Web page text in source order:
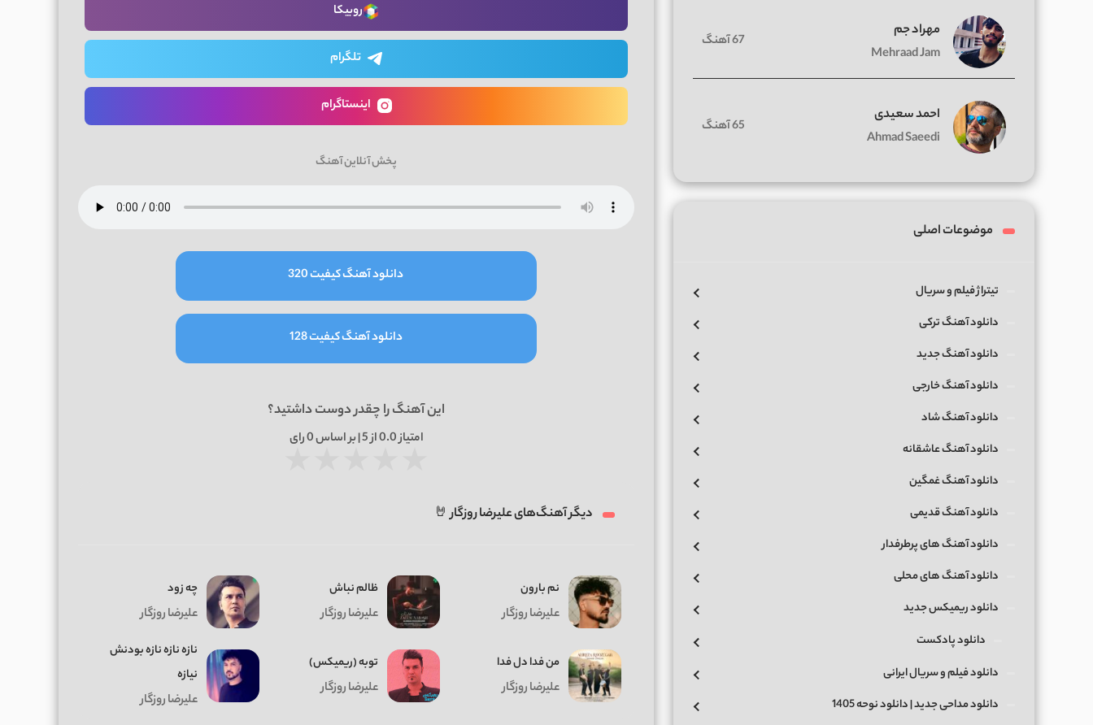
روبیکا
تلگرام
اینستاگرام
پخش آنلاین آهنگ
دانلود آهنگ کیفیت 320
دانلود آهنگ کیفیت 128
این آهنگ را چقدر دوست داشتید؟
امتیاز0.0از 5 | بر اساس 0رای
دیگر آهنگ‌های علیرضا روزگار 🤘
نم بارون
علیرضا روزگار
ظالم نباش
علیرضا روزگار
چه زود
علیرضا روزگار
من فدا دل فدا
علیرضا روزگار
توبه (ریمیکس)
علیرضا روزگار
نازه نازه نازه بودنش
نیازه
علیرضا روزگار
مهراد جم
Mehraad Jam
67 آهنگ
احمد سعیدی
Ahmad Saeedi
65 آهنگ
موضوعات اصلی
تیتراژ فیلم و سریال
دانلود آهنگ ترکی
دانلود آهنگ جدید
دانلود آهنگ خارجی
دانلود آهنگ شاد
دانلود آهنگ عاشقانه
دانلود آهنگ غمگین
دانلود آهنگ قدیمی
دانلود آهنگ های پرطرفدار
دانلود آهنگ های محلی
دانلود ریمیکس جدید
دانلود پادکست
دانلود فیلم و سریال ایرانی
دانلود مداحی جدید | دانلود نوحه 1405